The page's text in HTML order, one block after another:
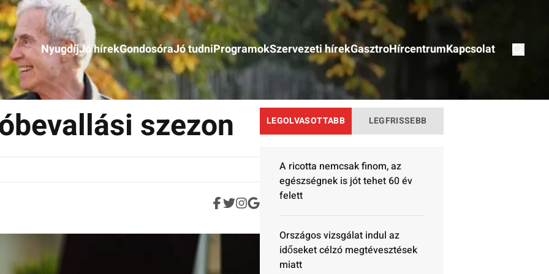
NyugdíjJó hírekGondosóraJó tudniProgramokSzervezeti hírekGasztroHírcentrumKapcsolat
szezon LEGOLVASOTTABB LEGFRISSEBB
A ricotta nemcsak finom, az
egészségnek is jót tehet 60 év
felett
Országos vizsgálat indul az
időseket célzó megtévesztések
miatt